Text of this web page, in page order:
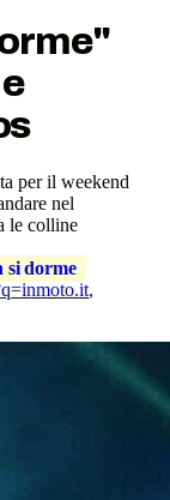
per il weekend
nel
le colline
si dorme
,